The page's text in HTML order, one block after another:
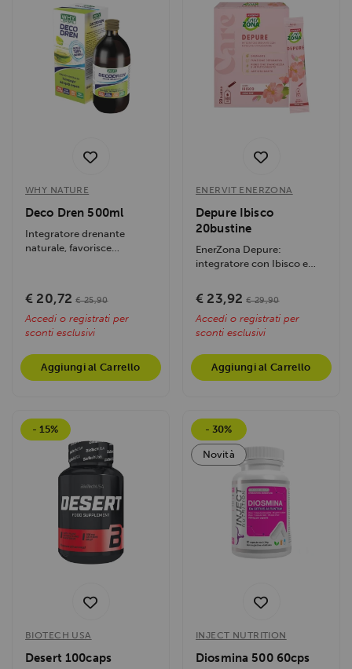
WHY NATURE
Deco Dren 500ml
Integratore drenante
naturale, favorisce
€ 20,72 € 25,90
Accedi o registrati per
sconti esclusivi
Aggiungi al Carrello
ENERVIT ENERZONA
Depure Ibisco
20bustine
EnerZona Depure:
integratore con Ibisco e
detox e azione...
€ 23,92 € 29,90
Accedi o registrati per
sconti esclusivi
Aggiungi al Carrello
- 15%
BIOTECH USA
Desert 100caps
- 30%
Novità
INJECT NUTRITION
Diosmina 500 60cps